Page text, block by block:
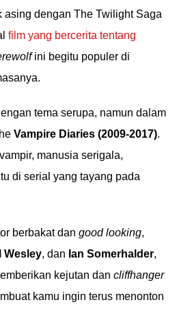
asing dengan The Twilight Saga
film yang bercerita tentang
ini begitu populer di
tema serupa, namun dalam
Vampire Diaries (2009-2017).
manusia serigala,
di serial yang tayang pada
berbakat dan good looking,
Wesley, dan Ian Somerhalder,
kejutan dan cliffhanger
kamu ingin terus menonton